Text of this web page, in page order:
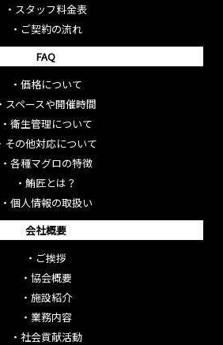
・ スタッフ料金表
・ ご契約の流れ
FAQ
・ 価格について
・ スペースや開催時間
・ 衛生管理について
その他対応について
・ 各種マグロの特徴
・ 鮪匠とは？
・ 個人情報の取扱い
会社概要
・ ご挨拶
・ 協会概要
・ 施設紹介
・ 業務内容
・ 社会貢献活動